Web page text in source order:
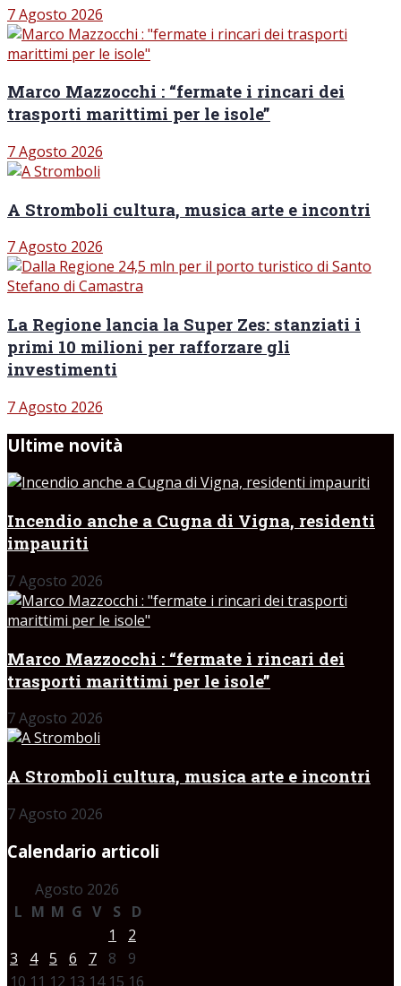
7 Agosto 2026
Marco Mazzocchi : “fermate i rincari dei
trasporti marittimi per le isole”
7 Agosto 2026
A Stromboli cultura, musica arte e incontri
7 Agosto 2026
La Regione lancia la Super Zes: stanziati i
primi 10 milioni per rafforzare gli
investimenti
7 Agosto 2026
Ultime novità
Incendio anche a Cugna di Vigna, residenti
impauriti
7 Agosto 2026
Marco Mazzocchi : “fermate i rincari dei
trasporti marittimi per le isole”
7 Agosto 2026
A Stromboli cultura, musica arte e incontri
7 Agosto 2026
Calendario articoli
Agosto 2026
L M M G V S
D
1
2
3
4 5 6 7 8
9
10 11 12 13 14 15 16